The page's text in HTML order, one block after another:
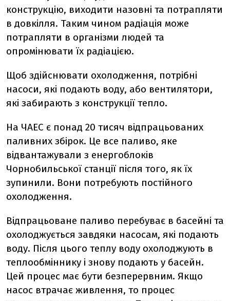
конструкцію, виходити назовні та потрапляти
в довкілля. Таким чином радіація може
потрапляти в організми людей та
опромінювати їх радіацією.
Щоб здійснювати охолодження, потрібні
насоси, які подають воду, або вентилятори,
які забирають з конструкції тепло.
На ЧАЕС є понад 20 тисяч відпрацьованих
паливних збірок. Це все паливо, яке
відвантажували з енергоблоків
Чорнобильської станції після того, як їх
зупинили. Вони потребують постійного
охолодження.
Відпрацьоване паливо перебуває в басейні та
охолоджується завдяки насосам, які подають
воду. Після цього теплу воду охолоджують в
теплообміннику і знову подають у басейн.
Цей процес має бути безперервним. Якщо
насос втрачає живлення, то процес